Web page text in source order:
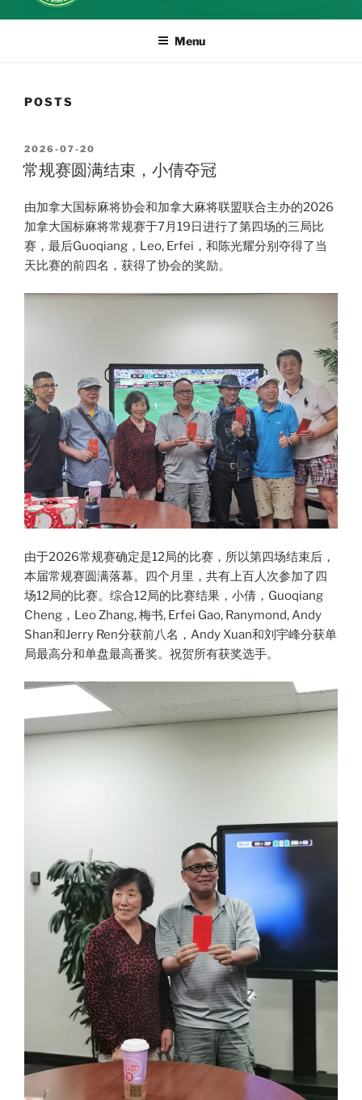
Menu
POSTS
POSTED
ON
2026-07-20
常规赛圆满结束，小倩夺冠
由加拿大国标麻将协会和加拿大麻将联盟联合主办的2026
加拿大国标麻将常规赛于7月19日进行了第四场的三局比
赛，最后Guoqiang，Leo, Erfei，和陈光耀分别夺得了当
天比赛的前四名，获得了协会的奖励。
由于2026常规赛确定是12局的比赛，所以第四场结束后，
本届常规赛圆满落幕。四个月里，共有上百人次参加了四
场12局的比赛。综合12局的比赛结果，小倩，Guoqiang
Cheng，Leo Zhang, 梅书, Erfei Gao, Ranymond, Andy
Shan和Jerry Ren分获前八名，Andy Xuan和刘宇峰分获单
局最高分和单盘最高番奖。祝贺所有获奖选手。